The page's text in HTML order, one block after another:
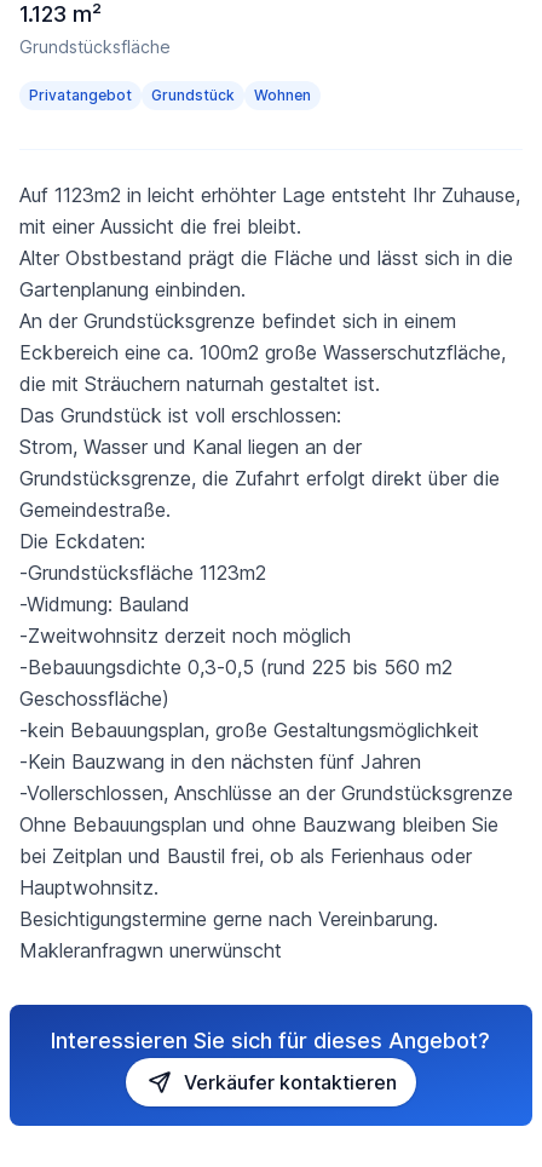
1.123 m²
Grundstücksfläche
Privatangebot Grundstück Wohnen
Auf 1123m2 in leicht erhöhter Lage entsteht Ihr Zuhause,
mit einer Aussicht die frei bleibt.
Alter Obstbestand prägt die Fläche und lässt sich in die
Gartenplanung einbinden.
An der Grundstücksgrenze befindet sich in einem
Eckbereich eine ca. 100m2 große Wasserschutzfläche,
die mit Sträuchern naturnah gestaltet ist.
Das Grundstück ist voll erschlossen:
Strom, Wasser und Kanal liegen an der
Grundstücksgrenze, die Zufahrt erfolgt direkt über die
Gemeindestraße.
Die Eckdaten:
-Grundstücksfläche 1123m2
-Widmung: Bauland
-Zweitwohnsitz derzeit noch möglich
-Bebauungsdichte 0,3-0,5 (rund 225 bis 560 m2
Geschossfläche)
-kein Bebauungsplan, große Gestaltungsmöglichkeit
-Kein Bauzwang in den nächsten fünf Jahren
-Vollerschlossen, Anschlüsse an der Grundstücksgrenze
Ohne Bebauungsplan und ohne Bauzwang bleiben Sie
bei Zeitplan und Baustil frei, ob als Ferienhaus oder
Hauptwohnsitz.
Besichtigungstermine gerne nach Vereinbarung.
Makleranfragwn unerwünscht
Interessieren Sie sich für dieses Angebot?
Verkäufer kontaktieren